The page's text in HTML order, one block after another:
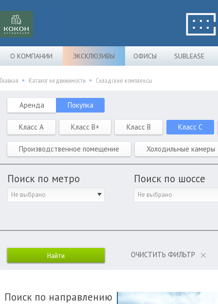
О КОМПАНИИ ЭКСКЛЮЗИВЫ ОФИСЫ SUBLEASE
Главная Каталог недвижимости Складские комплексы
Аренда Покупка
Класс A Класс B+ Класс B Класс C
Производственное помещение Холодильные камеры
Поиск по метро
Не выбрано
Поиск по шоссе
Не выбрано
ОЧИСТИТЬ ФИЛЬТР
Поиск по направлению